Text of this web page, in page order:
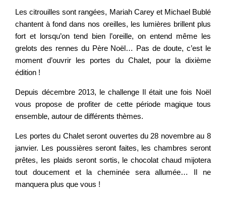
Les citrouilles sont rangées, Mariah Carey et Michael Bublé
chantent à fond dans nos oreilles, les lumières brillent plus
fort et lorsqu’on tend bien l’oreille, on entend même les
grelots des rennes du Père Noël… Pas de doute, c’est le
moment d’ouvrir les portes du Chalet, pour la dixième
édition !
Depuis décembre 2013, le challenge Il était une fois Noël
vous propose de profiter de cette période magique tous
ensemble, autour de différents thèmes.
Les portes du Chalet seront ouvertes du 28 novembre au 8
janvier. Les poussières seront faites, les chambres seront
prêtes, les plaids seront sortis, le chocolat chaud mijotera
tout doucement et la cheminée sera allumée… Il ne
manquera plus que vous !